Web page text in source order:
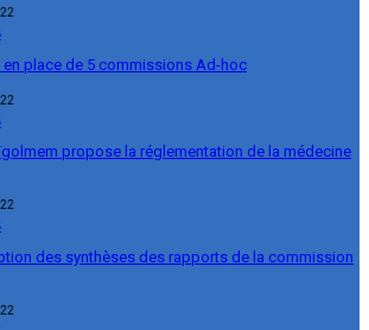
en place de 5 commissions Ad-hoc
propose la réglementation de la médecine
des synthèses des rapports de la commission